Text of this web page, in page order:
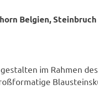
Belgien,
im Rahmen